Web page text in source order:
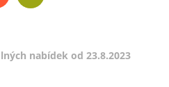
nabídek od 23.8.2023